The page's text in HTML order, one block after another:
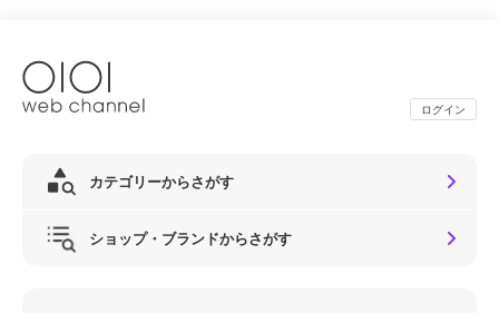
ログイン
カテゴリーからさがす
ショップ・ブランドからさがす